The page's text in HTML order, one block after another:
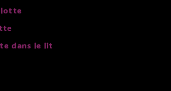
dans le lit